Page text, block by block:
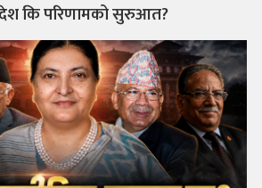
कि परिणामको सुरुआत?